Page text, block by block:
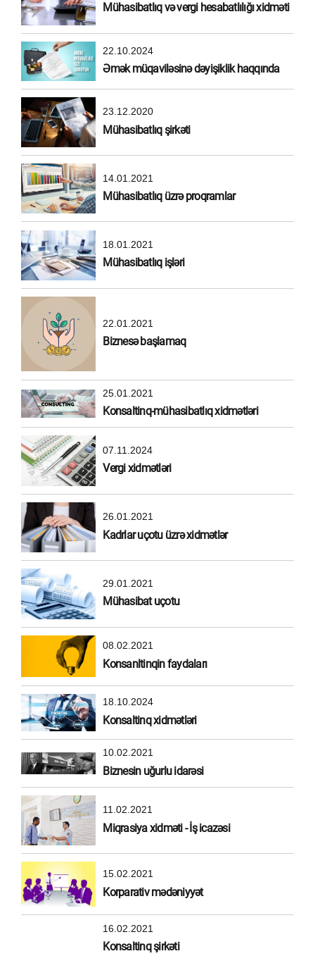
Mühasibatlıq və vergi hesabatlılığı xidməti
22.10.2024
Əmək müqaviləsinə dəyişiklik haqqında
23.12.2020
Mühasibatlıq şirkəti
14.01.2021
Mühasibatlıq üzrə proqramlar
18.01.2021
Mühasibatlıq işləri
22.01.2021
Biznesə başlamaq
25.01.2021
Konsaltinq-mühasibatlıq xidmətləri
07.11.2024
Vergi xidmətləri
26.01.2021
Kadrlar uçotu üzrə xidmətlər
29.01.2021
Mühasibat uçotu
08.02.2021
Konsanltinqin faydaları
18.10.2024
Konsaltinq xidmətləri
10.02.2021
Biznesin uğurlu idarəsi
11.02.2021
Miqrasiya xidməti - İş icazəsi
15.02.2021
Korparativ mədəniyyət
16.02.2021
Konsaltinq şirkəti